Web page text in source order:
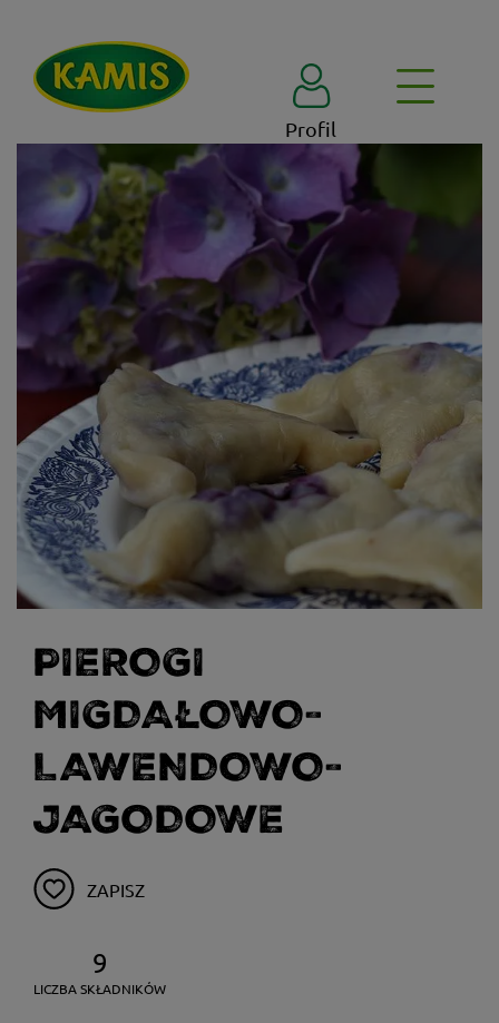
Profil
PIEROGI
MIGDAŁOWO-
LAWENDOWO-
JAGODOWE
ZAPISZ
9
LICZBA SKŁADNIKÓW